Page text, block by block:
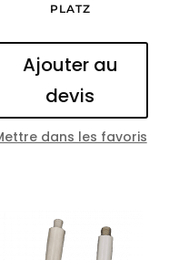
PLATZ
Ajouter au
devis
dans les favoris